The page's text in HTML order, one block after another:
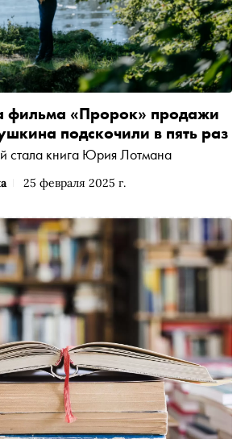
25 февраля 2025 г.
фильма «Пророк» продажи
подскочили в пять раз
стала книга Юрия Лотмана